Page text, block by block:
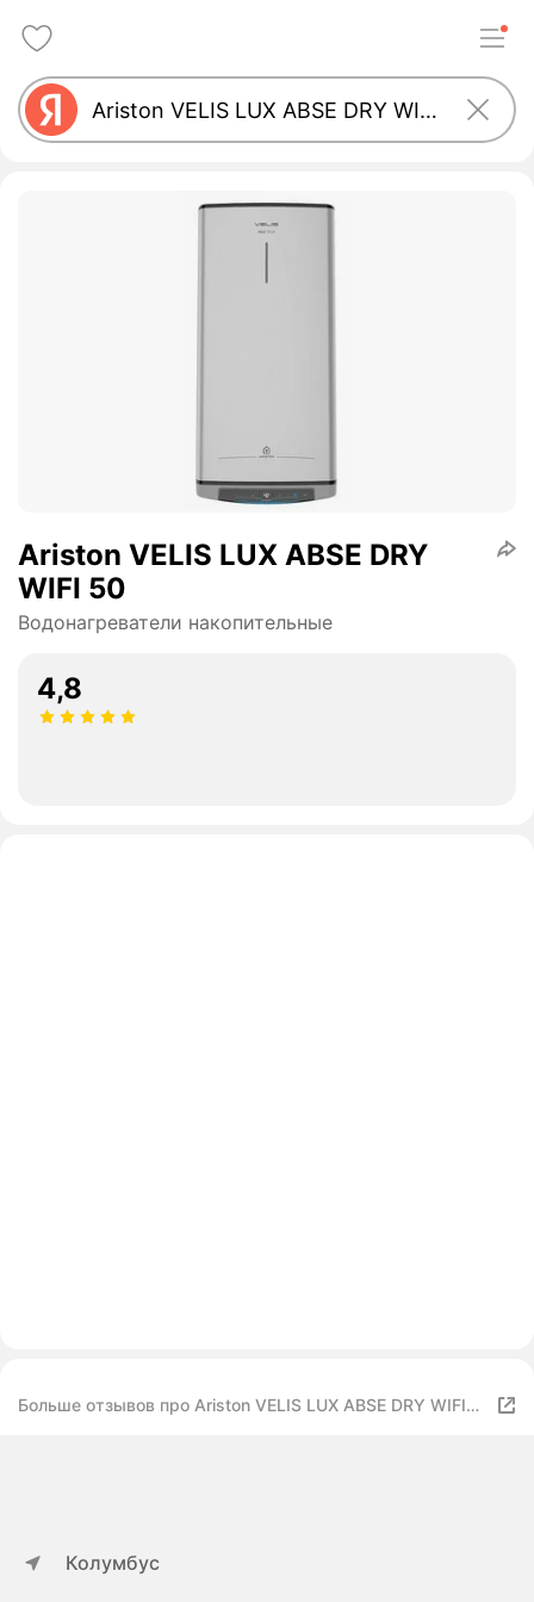
Ariston VELIS LUX ABSE DRY
WIFI 50
Водонагреватели накопительные
4,8
Больше отзывов про Ariston VELIS LUX ABSE DRY WIFI
Колумбус